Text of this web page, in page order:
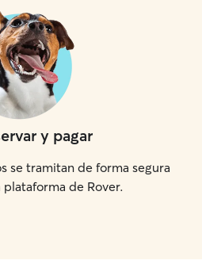
y pagar
se tramitan de forma segura
plataforma de Rover.